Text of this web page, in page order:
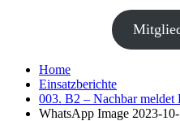
Home
Einsatzberichte
003. B2 – Nachbar meldet
WhatsApp Image 2023-